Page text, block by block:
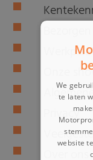
Onze
Privacy
We
te laten
website